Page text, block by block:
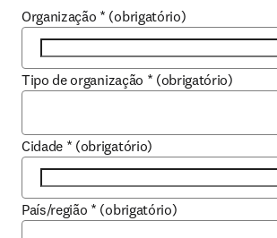
Organização * (obrigatório)
Tipo de organização * (obrigatório)
Cidade * (obrigatório)
País/região * (obrigatório)